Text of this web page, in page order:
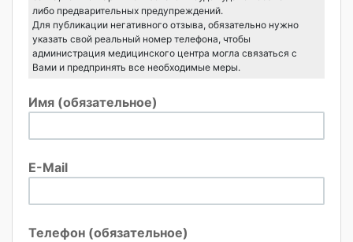
либо предварительных предупреждений.
Для публикации негативного отзыва, обязательно нужно
указать свой реальный номер телефона, чтобы
администрация медицинского центра могла связаться с
Вами и предпринять все необходимые меры.
Имя (обязательное)
E-Mail
Телефон (обязательное)